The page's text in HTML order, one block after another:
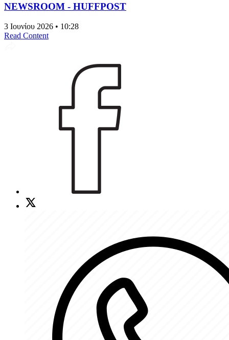
NEWSROOM - HUFFPOST
3 Ιουνίου 2026 • 10:28
Read Content